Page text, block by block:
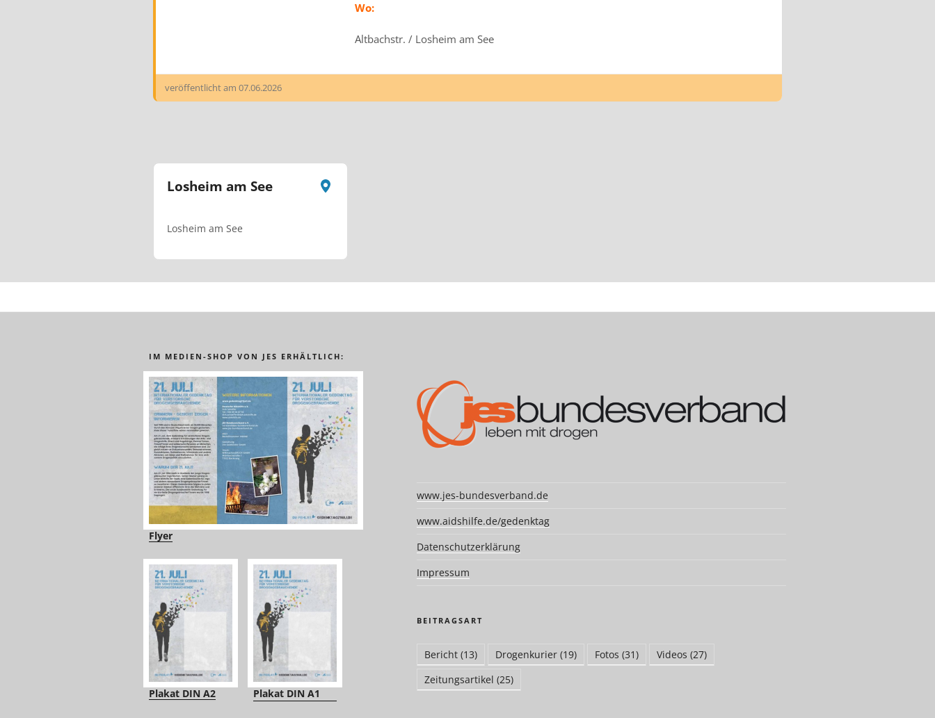
Wo:
Altbachstr. / Losheim am See
veröffentlicht am 07.06.2026
Losheim am See
Losheim am See
IM MEDIEN-SHOP VON JES ERHÄLTLICH:
Flyer
Plakat DIN A2 Plakat DIN A1
www.jes-bundesverband.de
www.aidshilfe.de/gedenktag
Datenschutzerklärung
Impressum
BEITRAGSART
Bericht(13) Drogenkurier(19) Fotos (31) Videos (27)
Zeitungsartikel (25)